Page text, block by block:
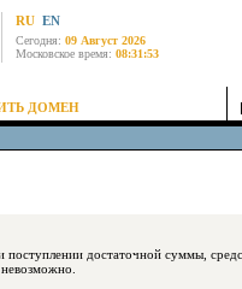
RU EN
Сегодня: 09 Август 2026
Московское время: 08:31:53
ДОМЕН
достаточной суммы, средства будут